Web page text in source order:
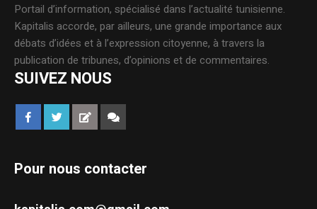
Portail d’information, spécialisé dans l’actualité tunisienne.
Kapitalis accorde, par ailleurs, une grande importance aux
débats d’idées et à l’expression citoyenne, à travers la
publication de tribunes, d’opinions et de commentaires.
SUIVEZ NOUS
Pour nous contacter